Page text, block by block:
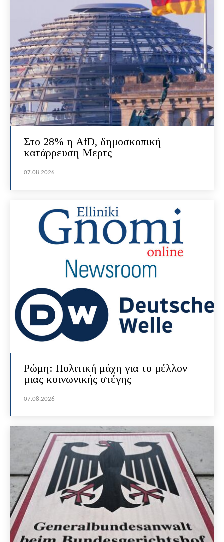
Στο 28% η AfD, δημοσκοπική
κατάρρευση Μερτς
07.08.2026
Ρώμη: Πολιτική μάχη για το μέλλον
μιας κοινωνικής στέγης
07.08.2026